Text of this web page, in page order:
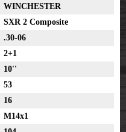
WINCHESTER
SXR 2 Composite
.30-06
2+1
10''
53
16
M14x1